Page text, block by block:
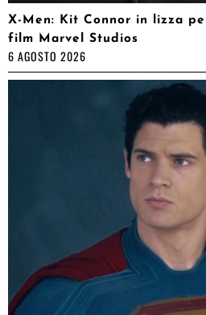
X-Men: Kit Connor in lizza
film Marvel Studios
6 AGOSTO 2026